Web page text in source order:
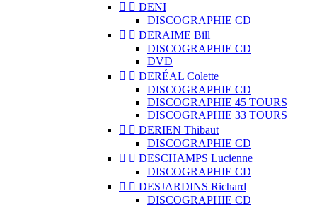
  DENI
DISCOGRAPHIE CD
  DERAIME Bill
DISCOGRAPHIE CD
DVD
  DERÉAL Colette
DISCOGRAPHIE CD
DISCOGRAPHIE 45 TOURS
DISCOGRAPHIE 33 TOURS
  DERIEN Thibaut
DISCOGRAPHIE CD
  DESCHAMPS Lucienne
DISCOGRAPHIE CD
  DESJARDINS Richard
DISCOGRAPHIE CD